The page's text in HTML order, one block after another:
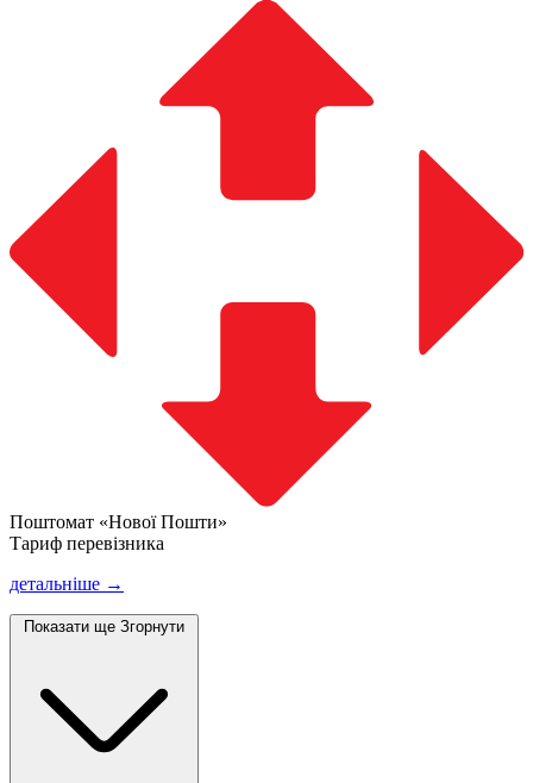
Поштомат «Нової Пошти»
Тариф перевізника
детальніше →
Показати ще Згорнути